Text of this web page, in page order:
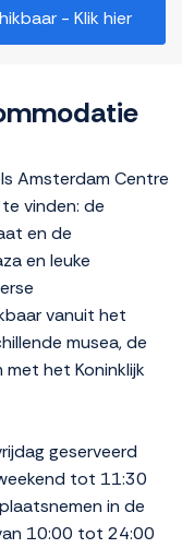
- Klik hier
Amsterdam Centre
vinden: de
en de
en leuke
vanuit het
musea, de
met het Koninklijk
geserveerd
tot 11:30
in de
10:00 tot 24:00